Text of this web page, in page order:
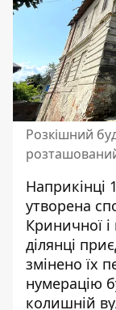
Розкішний
Наприкінці
утворена
Криничної
ділянці
змінено їх
нумерацію
колишній